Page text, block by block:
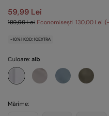
59,99 Lei
189,99 Lei Economisești 130,00 Lei
-10% | KOD: 10EXTRA
Culoare:alb
Mărime: